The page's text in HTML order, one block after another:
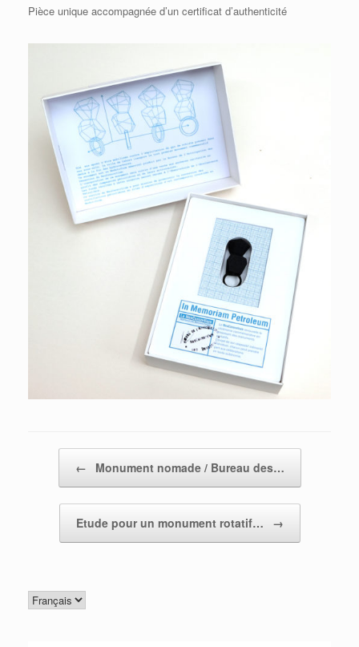
Pièce unique accompagnée d’un certificat d’authenticité
← Monument nomade / Bureau des…
Etude pour un monument rotatif… →
Choisir
une